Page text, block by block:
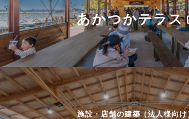
あかつかテラス
施設・店舗の建築（法人様向け